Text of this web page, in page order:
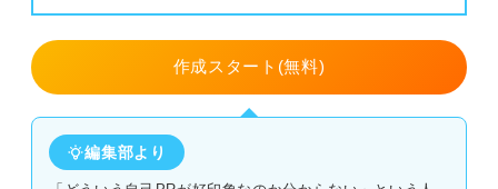
作成スタート(無料)
編集部より
協調性があることをアピールする
「粘り強い」の言い換え表現を用いる